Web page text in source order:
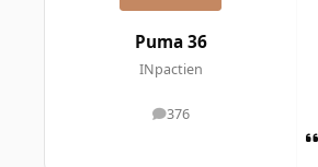
Puma 36
INpactien
376
messages